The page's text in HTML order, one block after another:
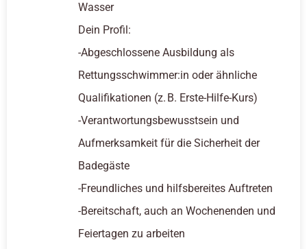
Wasser
Dein Profil:
-Abgeschlossene Ausbildung als
Rettungsschwimmer:in oder ähnliche
Qualifikationen (z. B. Erste-Hilfe-Kurs)
-Verantwortungsbewusstsein und
Aufmerksamkeit für die Sicherheit der
Badegäste
-Freundliches und hilfsbereites Auftreten
-Bereitschaft, auch an Wochenenden und
Feiertagen zu arbeiten